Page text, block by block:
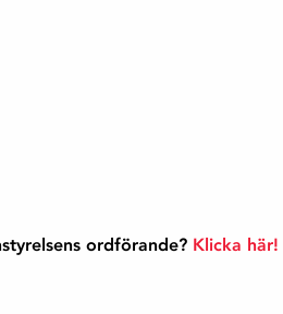
ordförande? Klicka här!